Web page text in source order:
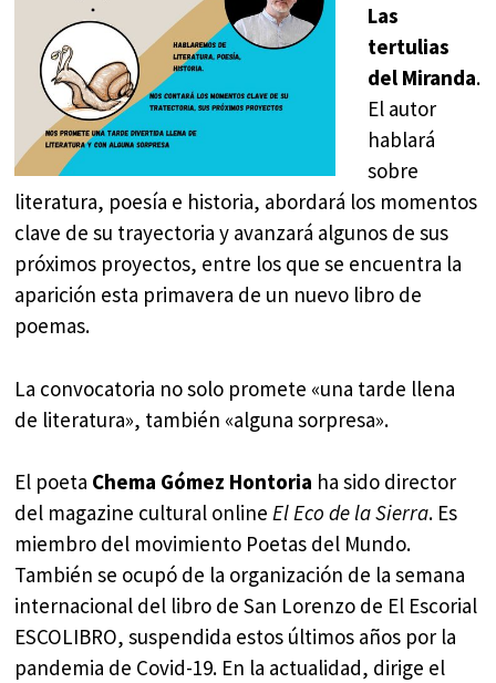
Las
tertulias
del Miranda.
El autor
hablará
sobre
literatura, poesía e historia, abordará los momentos
clave de su trayectoria y avanzará algunos de sus
próximos proyectos, entre los que se encuentra la
aparición esta primavera de un nuevo libro de
poemas.
La convocatoria no solo promete «una tarde llena
de literatura», también «alguna sorpresa».
El poeta Chema Gómez Hontoria ha sido director
del magazine cultural onlineEl Eco de la Sierra. Es
miembro del movimiento Poetas del Mundo.
También se ocupó de la organización de la semana
internacional del libro de San Lorenzo de El Escorial
ESCOLIBRO, suspendida estos últimos años por la
pandemia de Covid-19. En la actualidad, dirige el